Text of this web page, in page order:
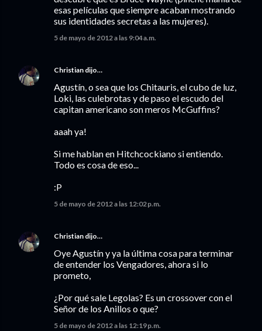
esas películas que siempre acaban mostrando
sus identidades secretas a las mujeres).
5 de mayo de 2012 a las 9:04 a.m.
Christian dijo…
Agustín, o sea que los Chitauris, el cubo de luz,
Loki, las culebrotas y de paso el escudo del
capitan americano son meros McGuffins?
aaah ya!
Si me hablan en Hitchcockiano si entiendo.
Todo es cosa de eso...
:P
5 de mayo de 2012 a las 12:02 p.m.
Christian dijo…
Oye Agustín y ya la última cosa para terminar
de entender los Vengadores, ahora si lo
prometo,
¿Por qué sale Legolas? Es un crossover con el
Señor de los Anillos o que?
5 de mayo de 2012 a las 12:19 p.m.